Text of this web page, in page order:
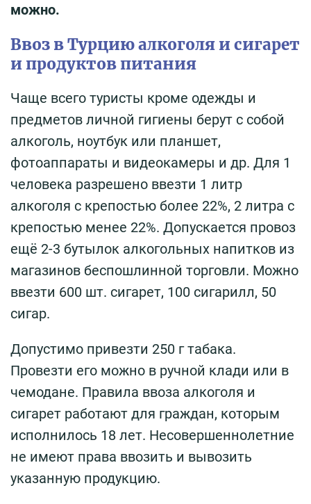
можно.
Ввоз в Турцию алкоголя и сигарет
и продуктов питания
Чаще всего туристы кроме одежды и
предметов личной гигиены берут с собой
алкоголь, ноутбук или планшет,
фотоаппараты и видеокамеры и др. Для 1
человека разрешено ввезти 1 литр
алкоголя с крепостью более 22%, 2 литра с
крепостью менее 22%. Допускается провоз
ещё 2-3 бутылок алкогольных напитков из
магазинов беспошлинной торговли. Можно
ввезти 600 шт. сигарет, 100 сигарилл, 50
сигар.
Допустимо привезти 250 г табака.
Провезти его можно в ручной клади или в
чемодане. Правила ввоза алкоголя и
сигарет работают для граждан, которым
исполнилось 18 лет. Несовершеннолетние
не имеют права ввозить и вывозить
указанную продукцию.